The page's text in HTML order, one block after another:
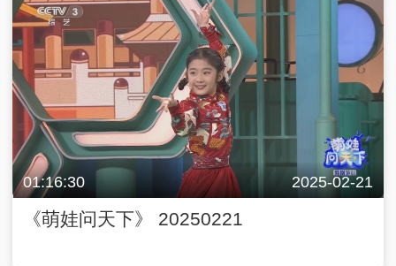
01:16:30 2025-02-21
《萌娃问天下》 20250221